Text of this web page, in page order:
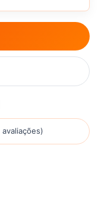
avaliações)